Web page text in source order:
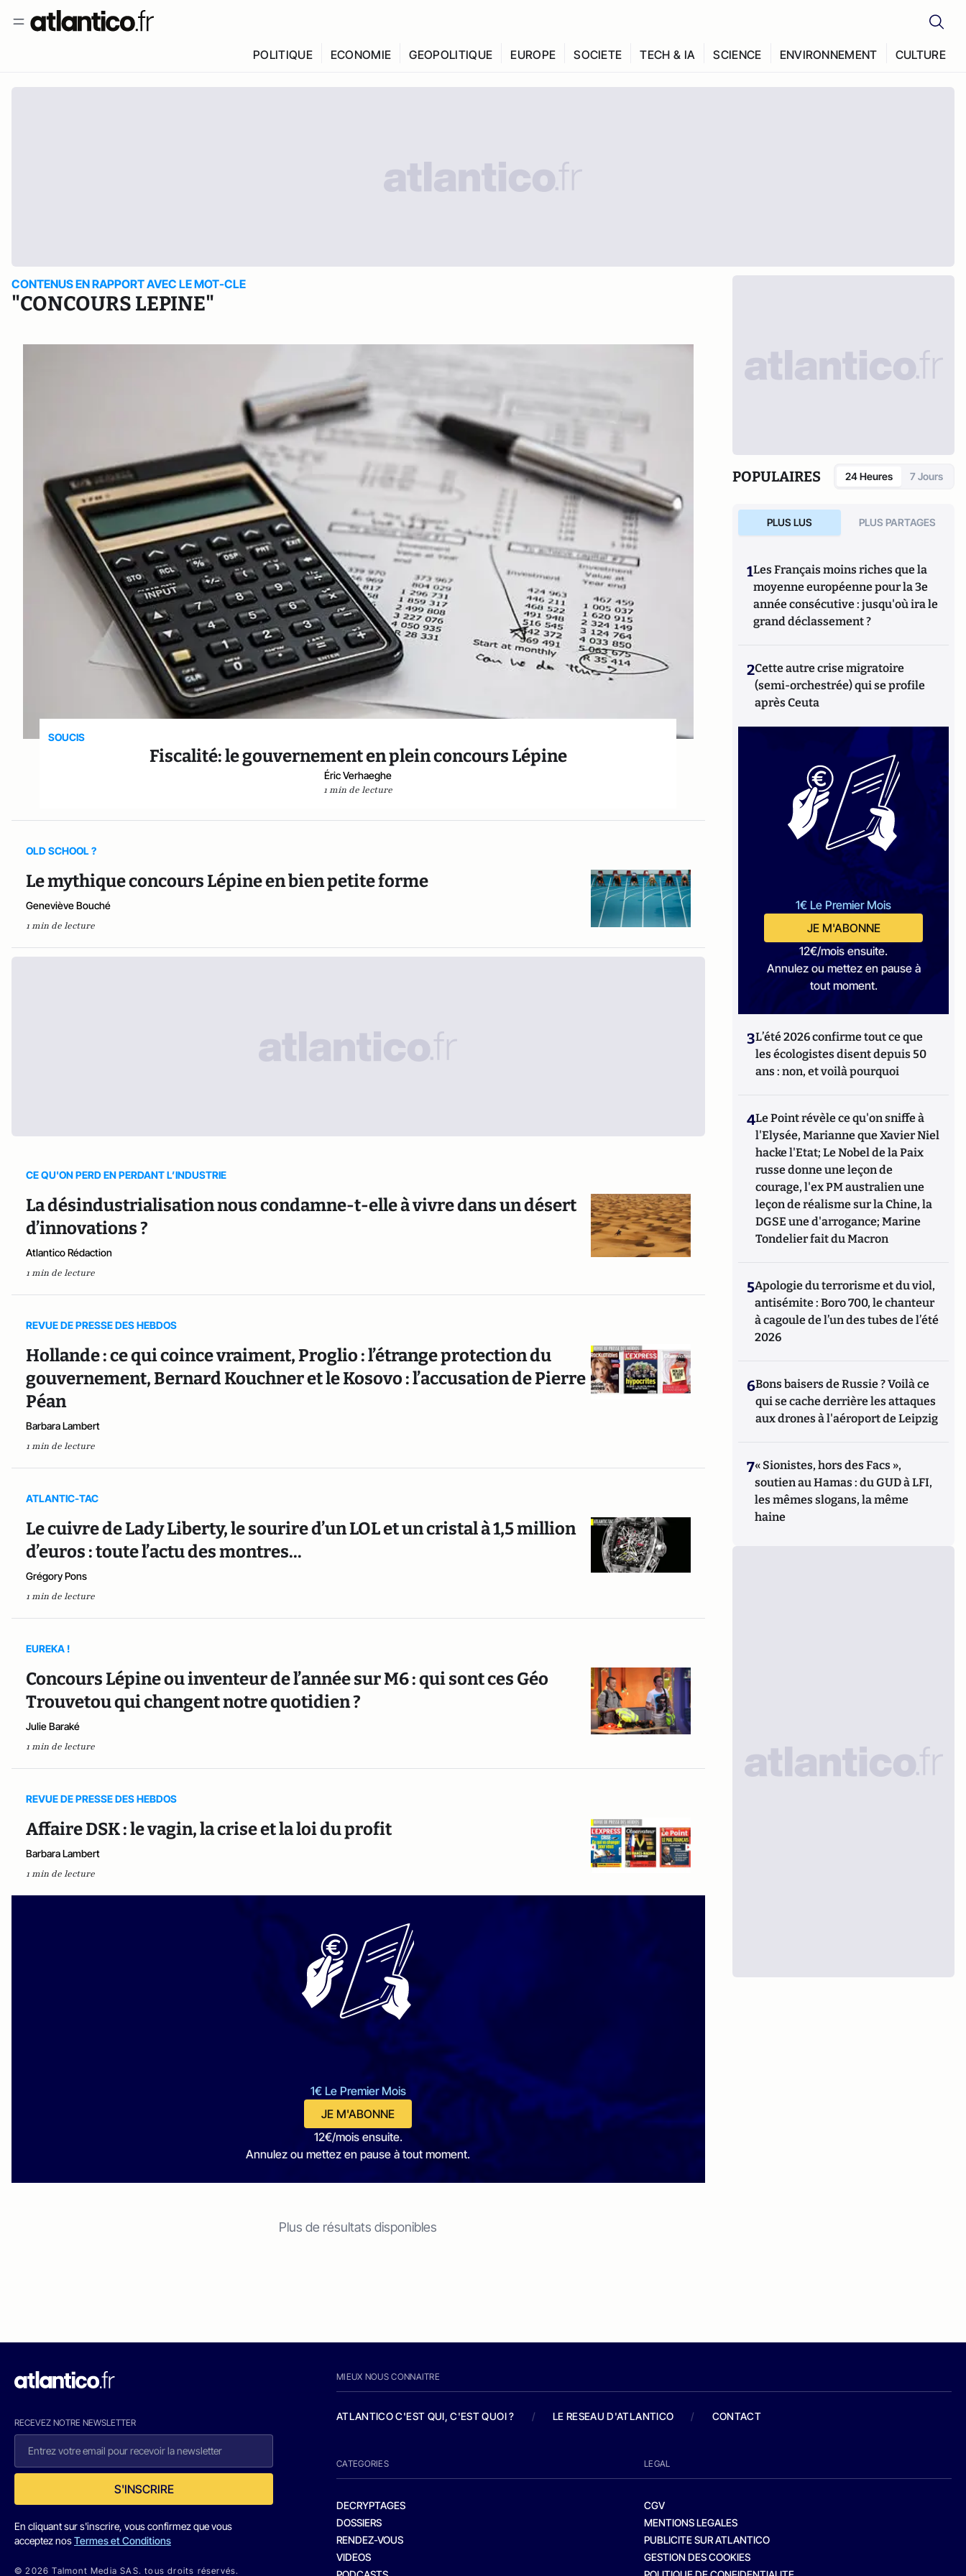
POLITIQUE ECONOMIE GEOPOLITIQUE EUROPE SOCIETE TECH & IA SCIENCE ENVIRONNEMENT CULTURE
CONTENUS EN RAPPORT AVEC LE MOT-CLE
"CONCOURS LEPINE"
SOUCIS
Fiscalité: le gouvernement en plein concours Lépine
Éric Verhaeghe
1 min de lecture
OLD SCHOOL ?
Le mythique concours Lépine en bien petite forme
Geneviève Bouché
1 min de lecture
CE QU'ON PERD EN PERDANT L’INDUSTRIE
La désindustrialisation nous condamne-t-elle à vivre dans un désert
d’innovations ?
Atlantico Rédaction
1 min de lecture
REVUE DE PRESSE DES HEBDOS
Hollande : ce qui coince vraiment, Proglio : l’étrange protection du
gouvernement, Bernard Kouchner et le Kosovo : l’accusation de Pierre
Péan
Barbara Lambert
1 min de lecture
ATLANTIC-TAC
Le cuivre de Lady Liberty, le sourire d’un LOL et un cristal à 1,5 million
d’euros : toute l’actu des montres...
Grégory Pons
1 min de lecture
EUREKA !
Concours Lépine ou inventeur de l’année sur M6 : qui sont ces Géo
Trouvetou qui changent notre quotidien ?
Julie Baraké
1 min de lecture
REVUE DE PRESSE DES HEBDOS
Affaire DSK : le vagin, la crise et la loi du profit
Barbara Lambert
1 min de lecture
1€ Le Premier Mois
JE M'ABONNE
12€/mois ensuite.
Annulez ou mettez en pause à tout moment.
Plus de résultats disponibles
POPULAIRES 24 Heures 7 Jours
PLUS LUS PLUS PARTAGES
1Les Français moins riches que la
moyenne européenne pour la 3e
année consécutive : jusqu'où ira le
grand déclassement ?
2Cette autre crise migratoire
(semi-orchestrée) qui se profile
après Ceuta
1€ Le Premier Mois
JE M'ABONNE
12€/mois ensuite.
Annulez ou mettez en pause à
tout moment.
3L’été 2026 confirme tout ce que
les écologistes disent depuis 50
ans : non, et voilà pourquoi
4Le Point révèle ce qu'on sniffe à
l'Elysée, Marianne que Xavier Niel
hacke l'Etat; Le Nobel de la Paix
russe donne une leçon de
courage, l'ex PM australien une
leçon de réalisme sur la Chine, la
DGSE une d'arrogance; Marine
Tondelier fait du Macron
5Apologie du terrorisme et du viol,
antisémite : Boro 700, le chanteur
à cagoule de l’un des tubes de l’été
2026
6Bons baisers de Russie ? Voilà ce
qui se cache derrière les attaques
aux drones à l'aéroport de Leipzig
7« Sionistes, hors des Facs »,
soutien au Hamas : du GUD à LFI,
les mêmes slogans, la même
haine
RECEVEZ NOTRE NEWSLETTER
S'INSCRIRE
En cliquant sur s'inscrire, vous confirmez que vous
acceptez nosTermes et Conditions
© 2026 Talmont Media SAS. tous droits réservés.
MIEUX NOUS CONNAITRE
ATLANTICO C'EST QUI, C'EST QUOI ? / LE RESEAU D'ATLANTICO / CONTACT
CATEGORIES
DECRYPTAGES
DOSSIERS
RENDEZ-VOUS
VIDEOS
LEGAL
CGV
MENTIONS LEGALES
PUBLICITE SUR ATLANTICO
GESTION DES COOKIES